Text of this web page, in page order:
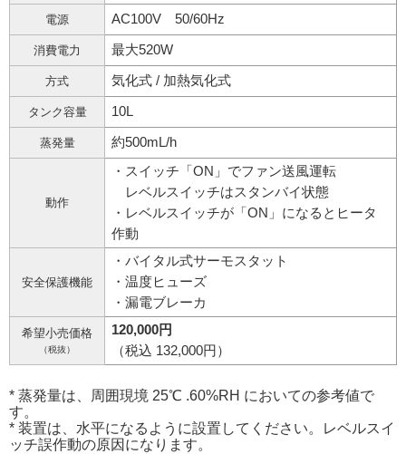
電源 AC100V 50/60Hz
消費電力 最大520W
方式 気化式 / 加熱気化式
タンク容量 10L
蒸発量 約500mL/h
動作
・スイッチ「ON」でファン送風運転
レベルスイッチはスタンバイ状態
・レベルスイッチが「ON」になるとヒータ
作動
安全保護機能
・バイタル式サーモスタット
・温度ヒューズ
・漏電ブレーカ
希望小売価格
（税抜）
120,000円
（税込 132,000円）
* 蒸発量は、周囲現境 25℃ .60%RH においての参考値で
す。
* 装置は、水平になるように設置してください。レベルスイ
ッチ誤作動の原因になります。